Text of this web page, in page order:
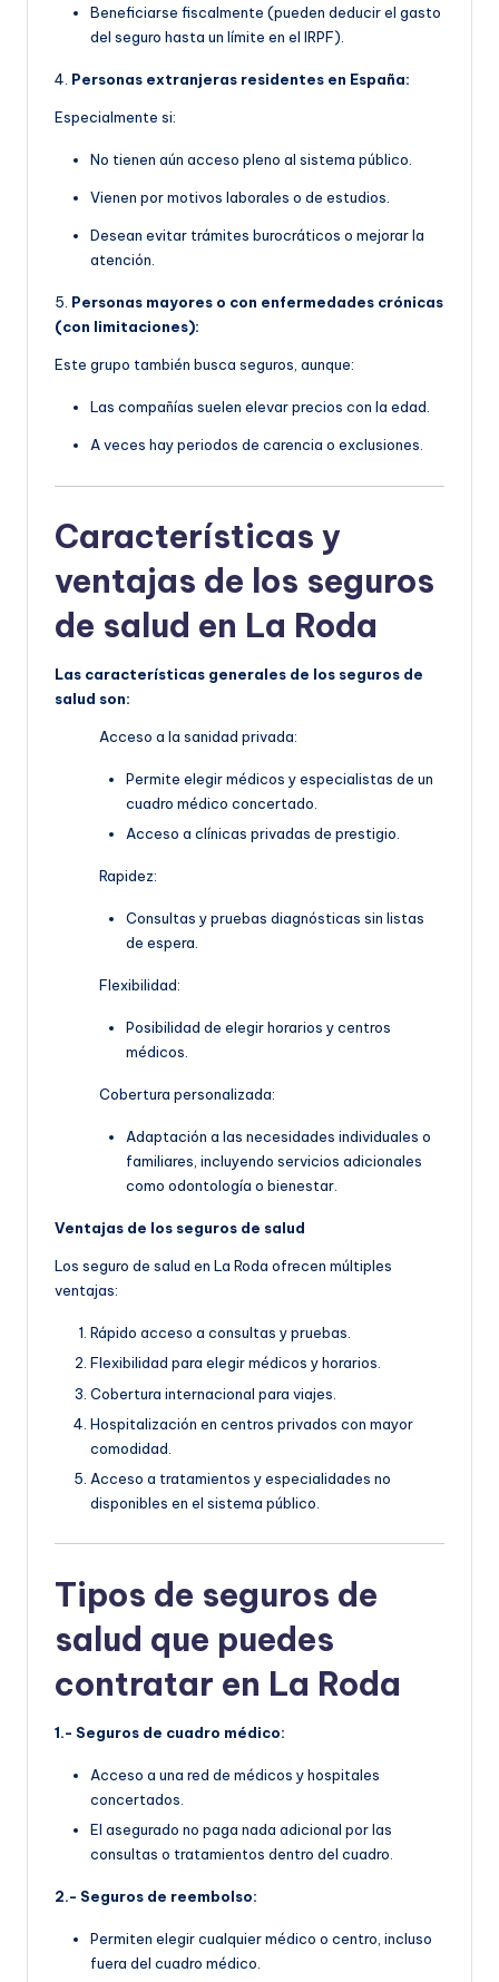
Beneficiarse fiscalmente (pueden deducir el gasto
del seguro hasta un límite en el IRPF).
4. Personas extranjeras residentes en España:
Especialmente si:
No tienen aún acceso pleno al sistema público.
Vienen por motivos laborales o de estudios.
Desean evitar trámites burocráticos o mejorar la
atención.
5. Personas mayores o con enfermedades crónicas
(con limitaciones):
Este grupo también busca seguros, aunque:
Las compañías suelen elevar precios con la edad.
A veces hay periodos de carencia o exclusiones.
Características y
ventajas de los seguros
de salud en La Roda
Las características generales de los seguros de
salud son:
Acceso a la sanidad privada:
Permite elegir médicos y especialistas de un
cuadro médico concertado.
Acceso a clínicas privadas de prestigio.
Rapidez:
Consultas y pruebas diagnósticas sin listas
de espera.
Flexibilidad:
Posibilidad de elegir horarios y centros
médicos.
Cobertura personalizada:
Adaptación a las necesidades individuales o
familiares, incluyendo servicios adicionales
como odontología o bienestar.
Ventajas de los seguros de salud
Los seguro de salud en La Roda ofrecen múltiples
ventajas:
Rápido acceso a consultas y pruebas.
Flexibilidad para elegir médicos y horarios.
Cobertura internacional para viajes.
Hospitalización en centros privados con mayor
comodidad.
Acceso a tratamientos y especialidades no
disponibles en el sistema público.
Tipos de seguros de
salud que puedes
contratar en La Roda
1.- Seguros de cuadro médico:
Acceso a una red de médicos y hospitales
concertados.
El asegurado no paga nada adicional por las
consultas o tratamientos dentro del cuadro.
2.- Seguros de reembolso:
Permiten elegir cualquier médico o centro, incluso
fuera del cuadro médico.